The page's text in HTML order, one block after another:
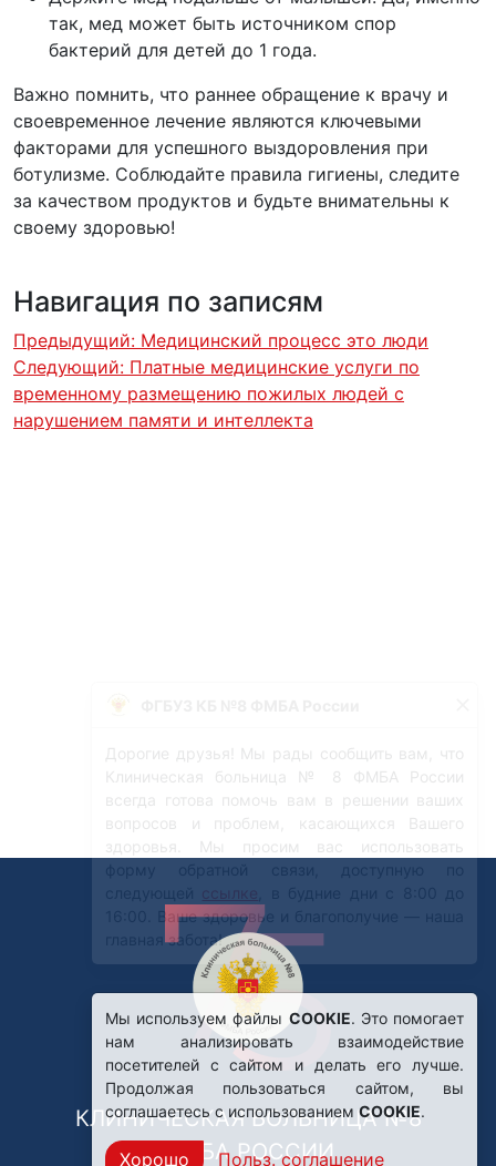
так, мед может быть источником спор
бактерий для детей до 1 года.
Важно помнить, что раннее обращение к врачу и
своевременное лечение являются ключевыми
факторами для успешного выздоровления при
ботулизме. Соблюдайте правила гигиены, следите
за качеством продуктов и будьте внимательны к
своему здоровью!
Навигация по записям
Предыдущий: Медицинский процесс это люди
Следующий: Платные медицинские услуги по
временному размещению пожилых людей с
нарушением памяти и интеллекта
КЛИНИЧЕСКАЯ БОЛЬНИЦА №8
ФМБА РОССИИ
Мы используем файлы COOKIE. Это помогает
нам анализировать взаимодействие
посетителей с сайтом и делать его лучше.
Продолжая пользоваться сайтом, вы
соглашаетесь с использованиемCOOKIE.
Хорошо Польз. соглашение